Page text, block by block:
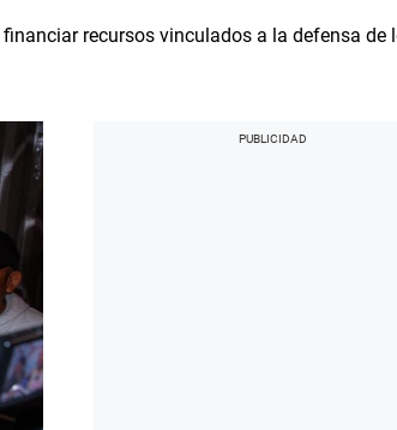
recursos vinculados a la defensa de